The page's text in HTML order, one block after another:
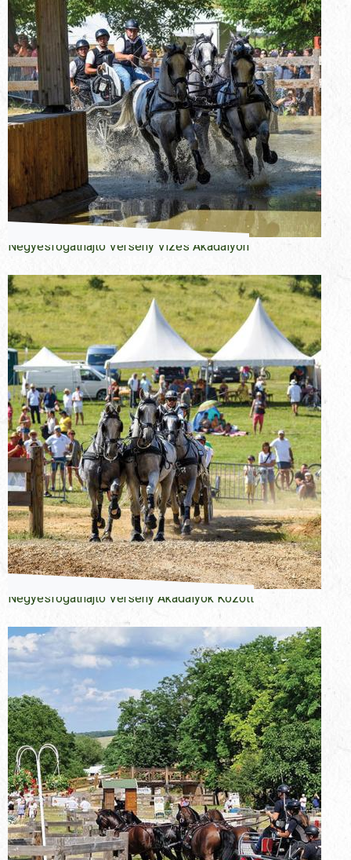
Négyesfogathajtó Verseny Vizes Akadályon
Négyesfogathajtó Verseny Akadályok Között